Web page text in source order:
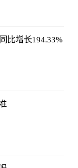
比增长194.33%